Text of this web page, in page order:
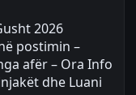
2026
postimin –
afër – Ora Info
dhe Luani